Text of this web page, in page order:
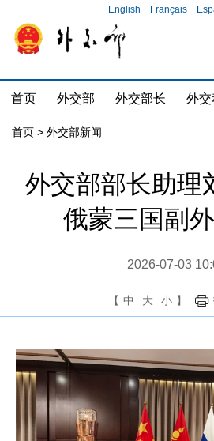
English Français
首页 外交部 外交部长 外
首页 > 外交部新闻
外交部部长助理
俄蒙三国副
2026-07-03
【 中 大 小 】